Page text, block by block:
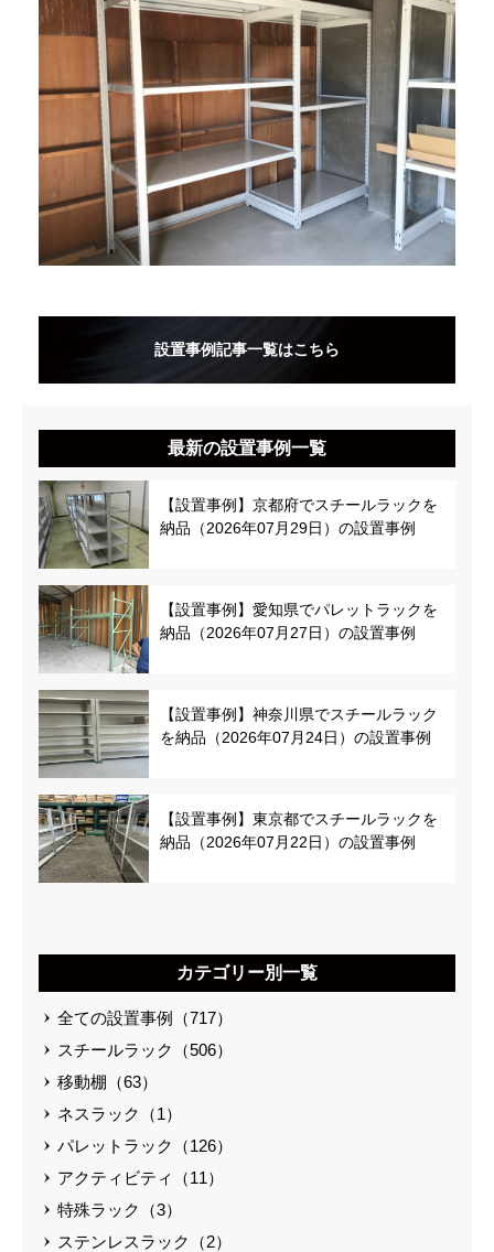
設置事例記事一覧はこちら
最新の設置事例一覧
【設置事例】京都府でスチールラックを
納品（2026年07月29日）の設置事例
【設置事例】愛知県でパレットラックを
納品（2026年07月27日）の設置事例
【設置事例】神奈川県でスチールラック
を納品（2026年07月24日）の設置事例
【設置事例】東京都でスチールラックを
納品（2026年07月22日）の設置事例
カテゴリー別一覧
全ての設置事例（717）
スチールラック（506）
移動棚（63）
ネスラック（1）
パレットラック（126）
アクティビティ（11）
特殊ラック（3）
ステンレスラック（2）